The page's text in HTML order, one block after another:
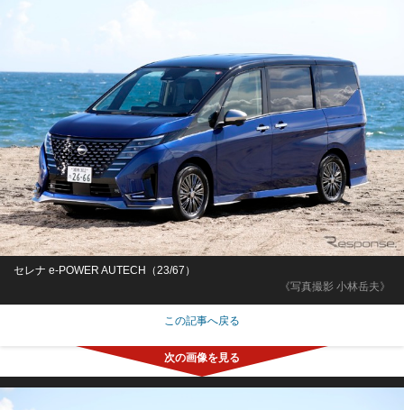
《写真撮影 小林岳夫》
セレナ e-POWER AUTECH（23/67）
この記事へ戻る